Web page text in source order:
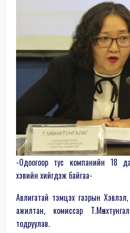
-Одоогоор тус компанийн 18
хэвийн хийгдэж байгаа-
Авлигатай тэмцэх газрын
ажилтан, комиссар
тодруулав.